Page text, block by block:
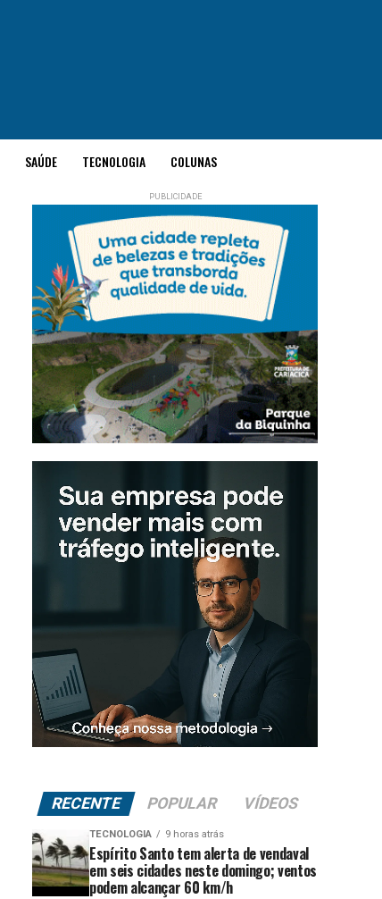
SAÚDE TECNOLOGIA COLUNAS
RECENTE POPULAR VÍDEOS
TECNOLOGIA 9 horas atrás
Espírito Santo tem alerta de vendaval
em seis cidades neste domingo; ventos
podem alcançar 60 km/h